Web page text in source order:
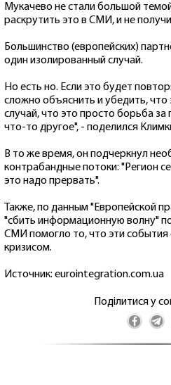
Мукачево не стали большой
раскрутить это в СМИ, и не
Большинство (европейских)
один изолированный случай.
Но есть но. Если это будет
сложно объяснить и убедить,
случай, что это просто борьба
что-то другое", - поделился
В то же время, он подчеркнул
контрабандные потоки: "Регион
это надо прервать".
Также, по данным "Европейской
"сбить информационную волну"
СМИ помогло то, что эти события
кризисом.
Источник: eurointegration.com.ua
Поділитися у